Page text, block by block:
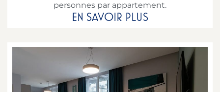
personnes par appartement.
EN SAVOIR PLUS